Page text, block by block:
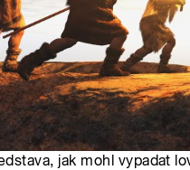
jak mohl vypadat